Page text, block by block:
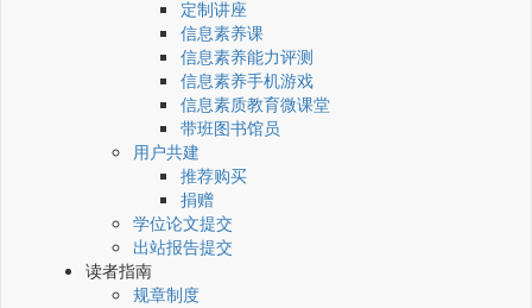
定制讲座
信息素养课
信息素养能力评测
信息素养手机游戏
信息素质教育微课堂
带班图书馆员
用户共建
推荐购买
捐赠
学位论文提交
出站报告提交
读者指南
规章制度